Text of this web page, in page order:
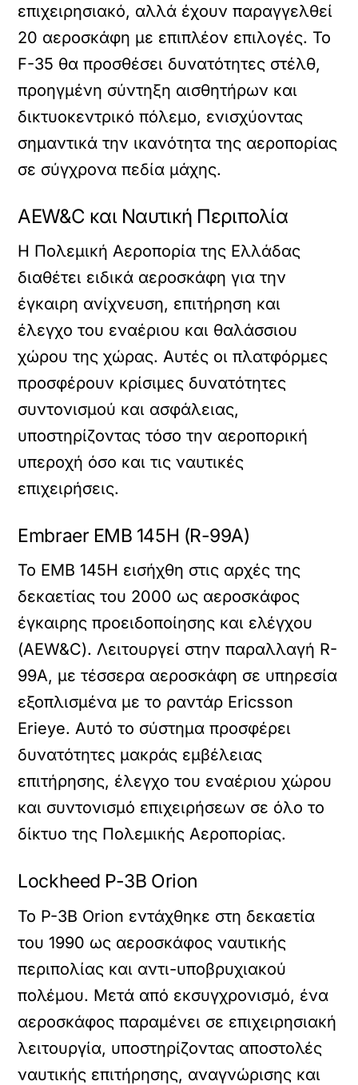
επιχειρησιακό, αλλά έχουν παραγγελθεί
20 αεροσκάφη με επιπλέον επιλογές. Το
F-35 θα προσθέσει δυνατότητες στέλθ,
προηγμένη σύντηξη αισθητήρων και
δικτυοκεντρικό πόλεμο, ενισχύοντας
σημαντικά την ικανότητα της αεροπορίας
σε σύγχρονα πεδία μάχης.
AEW&C και Ναυτική Περιπολία
Η Πολεμική Αεροπορία της Ελλάδας
διαθέτει ειδικά αεροσκάφη για την
έγκαιρη ανίχνευση, επιτήρηση και
έλεγχο του εναέριου και θαλάσσιου
χώρου της χώρας. Αυτές οι πλατφόρμες
προσφέρουν κρίσιμες δυνατότητες
συντονισμού και ασφάλειας,
υποστηρίζοντας τόσο την αεροπορική
υπεροχή όσο και τις ναυτικές
επιχειρήσεις.
Embraer EMB 145H (R-99A)
Το EMB 145H εισήχθη στις αρχές της
δεκαετίας του 2000 ως αεροσκάφος
έγκαιρης προειδοποίησης και ελέγχου
(AEW&C). Λειτουργεί στην παραλλαγή R-
99A, με τέσσερα αεροσκάφη σε υπηρεσία
εξοπλισμένα με το ραντάρ Ericsson
Erieye. Αυτό το σύστημα προσφέρει
δυνατότητες μακράς εμβέλειας
επιτήρησης, έλεγχο του εναέριου χώρου
και συντονισμό επιχειρήσεων σε όλο το
δίκτυο της Πολεμικής Αεροπορίας.
Lockheed P-3B Orion
Το P-3B Orion εντάχθηκε στη δεκαετία
του 1990 ως αεροσκάφος ναυτικής
περιπολίας και αντι-υποβρυχιακού
πολέμου. Μετά από εκσυγχρονισμό, ένα
αεροσκάφος παραμένει σε επιχειρησιακή
λειτουργία, υποστηρίζοντας αποστολές
ναυτικής επιτήρησης, αναγνώρισης και